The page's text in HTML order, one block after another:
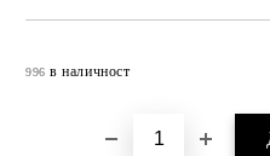
996 в наличност